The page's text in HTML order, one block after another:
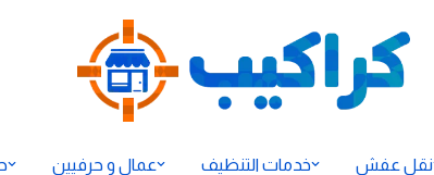
نقل عفش خدمات التنظيف عمال و حرفيين